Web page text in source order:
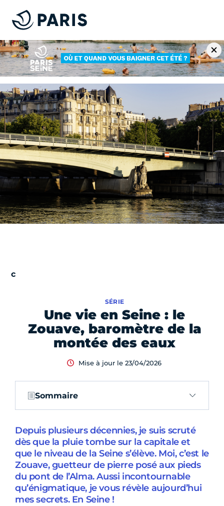
Une vie en Seine : le
Zouave, baromètre de la
montée des eaux
SÉRIE
Mise à jour le 23/04/2026
Sommaire
Depuis plusieurs décennies, je suis scruté
dès que la pluie tombe sur la capitale et
que le niveau de la Seine s’élève. Moi, c’est le
Zouave, guetteur de pierre posé aux pieds
du pont de l’Alma. Aussi incontournable
qu’énigmatique, je vous révèle aujourd’hui
mes secrets. En Seine !